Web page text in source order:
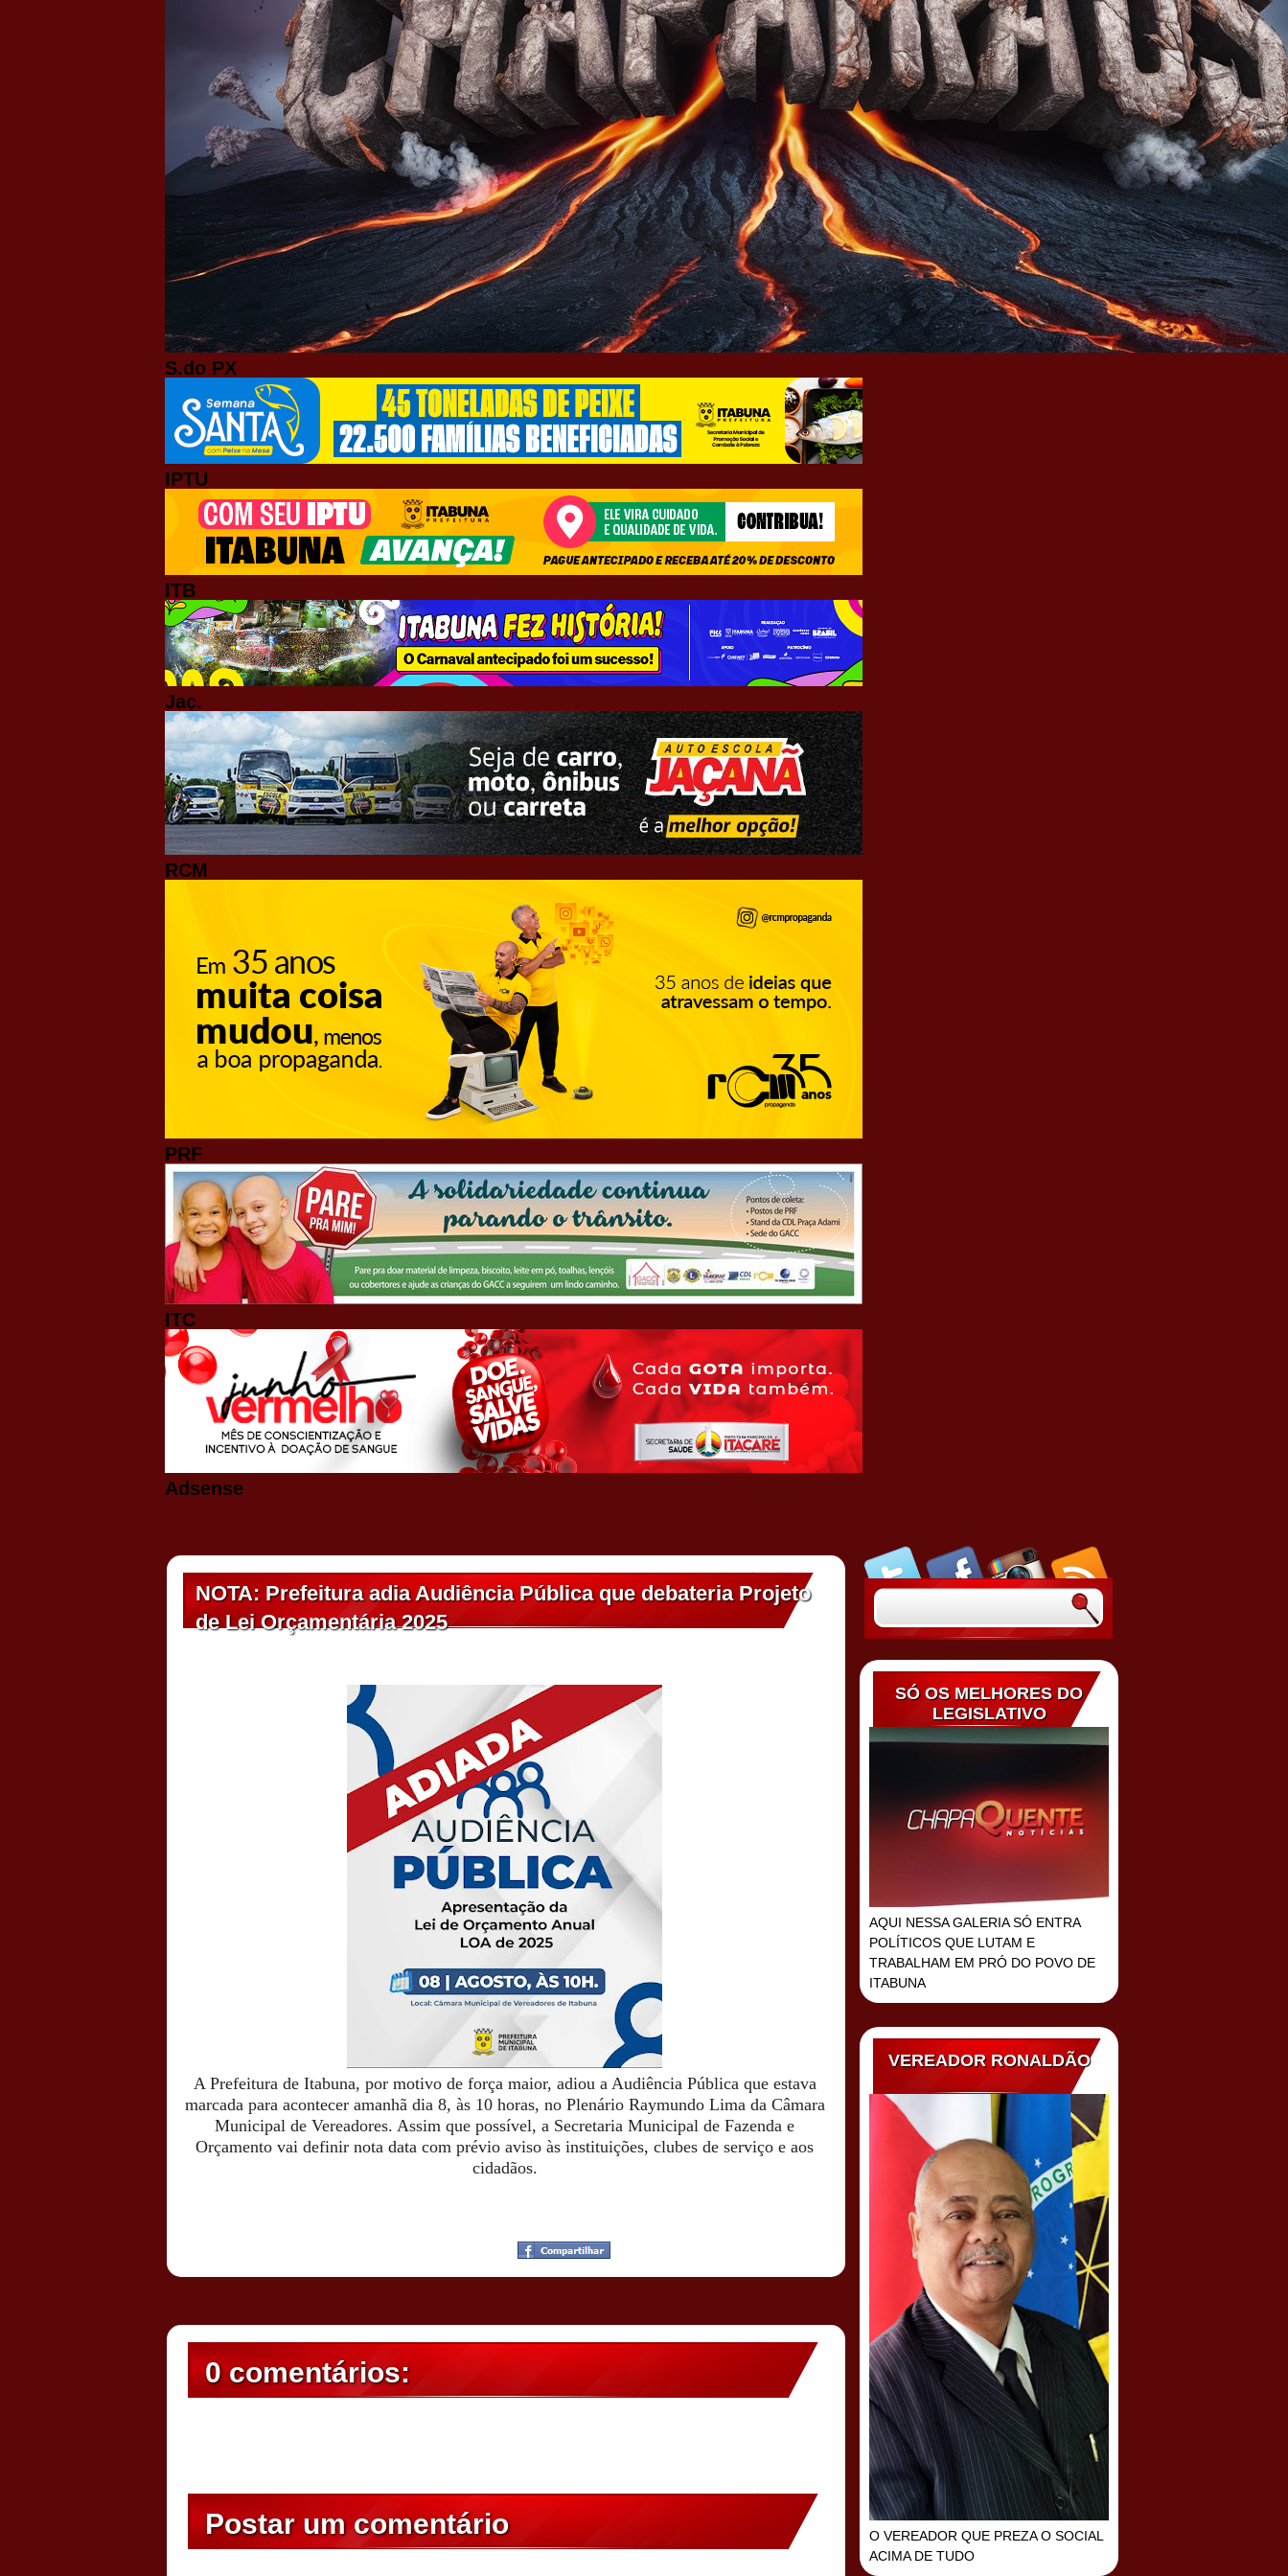
S.do PX
IPTU
ITB
Jaç.
RCM
PRF
ITC
Adsense
NOTA: Prefeitura adia Audiência Pública que debateria Projeto
de Lei Orçamentária 2025
A Prefeitura de Itabuna, por motivo de força maior, adiou a Audiência Pública que estava
marcada para acontecer amanhã dia 8, às 10 horas, no Plenário Raymundo Lima da Câmara
Municipal de Vereadores. Assim que possível, a Secretaria Municipal de Fazenda e
Orçamento vai definir nota data com prévio aviso às instituições, clubes de serviço e aos
cidadãos.
0 comentários:
Postar um comentário
SÓ OS MELHORES DO
LEGISLATIVO
AQUI NESSA GALERIA SÓ ENTRA
POLÍTICOS QUE LUTAM E
TRABALHAM EM PRÓ DO POVO DE
ITABUNA
VEREADOR RONALDÃO
O VEREADOR QUE PREZA O SOCIAL
ACIMA DE TUDO